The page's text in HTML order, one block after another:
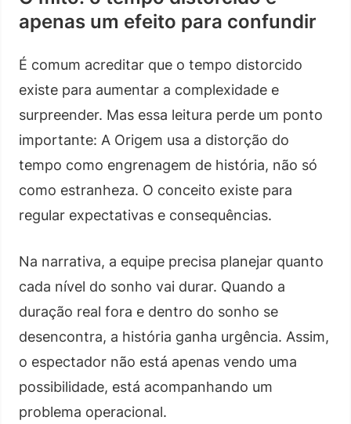
apenas um efeito para confundir
É comum acreditar que o tempo distorcido
existe para aumentar a complexidade e
surpreender. Mas essa leitura perde um ponto
importante: A Origem usa a distorção do
tempo como engrenagem de história, não só
como estranheza. O conceito existe para
regular expectativas e consequências.
Na narrativa, a equipe precisa planejar quanto
cada nível do sonho vai durar. Quando a
duração real fora e dentro do sonho se
desencontra, a história ganha urgência. Assim,
o espectador não está apenas vendo uma
possibilidade, está acompanhando um
problema operacional.